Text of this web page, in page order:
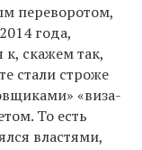
переворотом,
года,
к, скажем так,
стали строже
«виза-
То есть
властями,